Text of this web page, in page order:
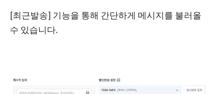
[최근발송] 기능을 통해 간단하게 메시지를 불러올
수 있습니다.